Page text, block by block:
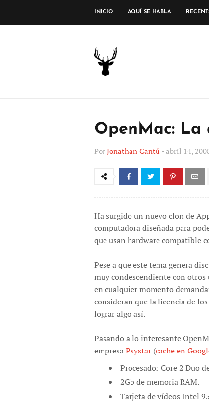
INICIO AQUÍ SE HABLA
OpenMac:
PorJonathan Cantú -abril 14,
Ha surgido un nuevo clon de
computadora diseñada para
que usan hardware compatible
Pese a que este tema genera
muy condescendiente con otros
en cualquier momento
consideran que la licencia de
lograr algo así.
Pasando a lo interesante
empresaPsystar (cache en
Procesador Core 2 Duo
2Gb de memoria RAM.
Tarjeta de vídeos Intel